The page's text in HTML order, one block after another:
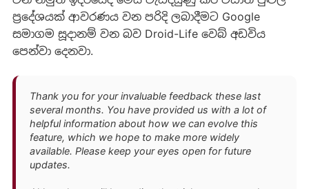
ප්‍රදේශයක් ආවරණය වන පරිදි ලබාදීමට Google
සමාගම සූදානම් වන බව Droid-Life වෙබ් අඩවිය
පෙන්වා දෙනවා.
Thank you for your invaluable feedback these last
several months. You have provided us with a lot of
helpful information about how we can evolve this
feature, which we hope to make more widely
available. Please keep your eyes open for future
updates.